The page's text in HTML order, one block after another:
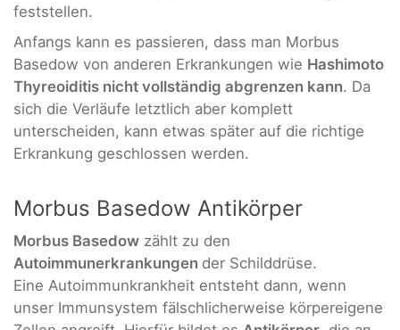
feststellen.
Anfangs kann es passieren, dass man Morbus
Basedow von anderen Erkrankungen wie Hashimoto
Thyreoiditis nicht vollständig abgrenzen kann. Da
sich die Verläufe letztlich aber komplett
unterscheiden, kann etwas später auf die richtige
Erkrankung geschlossen werden.
Morbus Basedow Antikörper
Morbus Basedow zählt zu den
Autoimmunerkrankungen der Schilddrüse.
Eine Autoimmunkrankheit entsteht dann, wenn
unser Immunsystem fälschlicherweise körpereigene